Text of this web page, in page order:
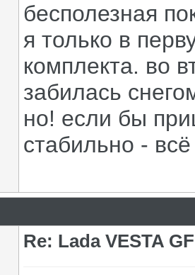
бесполезная
я только в
комплекта. во
забилась
но! если бы
стабильно -
Re: Lada VESTA